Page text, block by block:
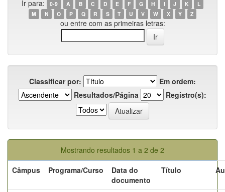
Ir para: 0-9 A B C D E F G H I J K
L
M
N O P Q R S T U V W X Y Z
ou entre com as primeiras letras:
Classificar por:
Em ordem:
Resultados/Página
Registro(s):
Mostrando resultados 1 a 2 de 2
Câmpus
Programa/Curso
Data do
documento
Título